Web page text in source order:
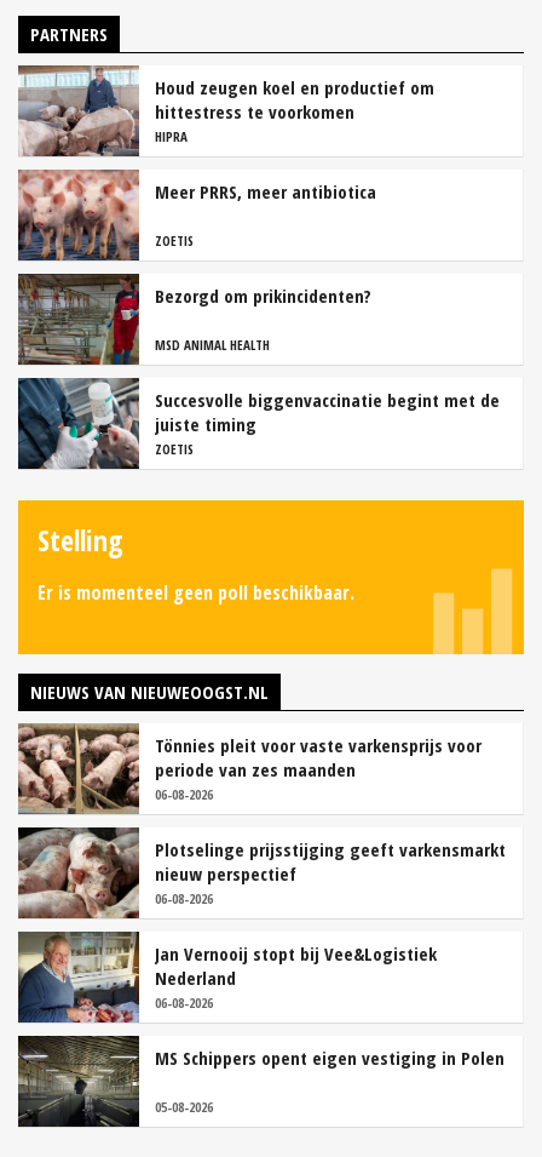
PARTNERS
Houd zeugen koel en productief om
hittestress te voorkomen
HIPRA
Meer PRRS, meer antibiotica
ZOETIS
Bezorgd om prikincidenten?
MSD ANIMAL HEALTH
Succesvolle biggenvaccinatie begint met de
juiste timing
ZOETIS
Stelling
Er is momenteel geen poll beschikbaar.
NIEUWS VAN NIEUWEOOGST.NL
Tönnies pleit voor vaste varkensprijs voor
periode van zes maanden
06-08-2026
Plotselinge prijsstijging geeft varkensmarkt
nieuw perspectief
06-08-2026
Jan Vernooij stopt bij Vee&Logistiek
Nederland
06-08-2026
MS Schippers opent eigen vestiging in Polen
05-08-2026